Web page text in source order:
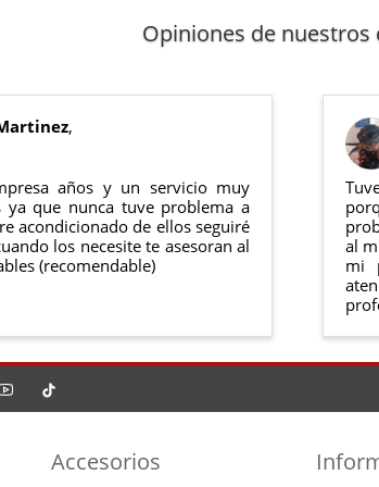
con la legislación vigente. Consulta nuestras
en nuestra web puedes ver en todo
sido montado ni manipulado
original perfectas condiciones
Opiniones de nuestros
,
años y un servicio muy
ya que nunca tuve problema a
acondicionado de ellos seguiré
los necesite te asesoran al
(recomendable)
al
mi
Accesorios